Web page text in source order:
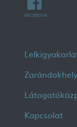
FACEBOOK
Lábléc
Kapcsolat